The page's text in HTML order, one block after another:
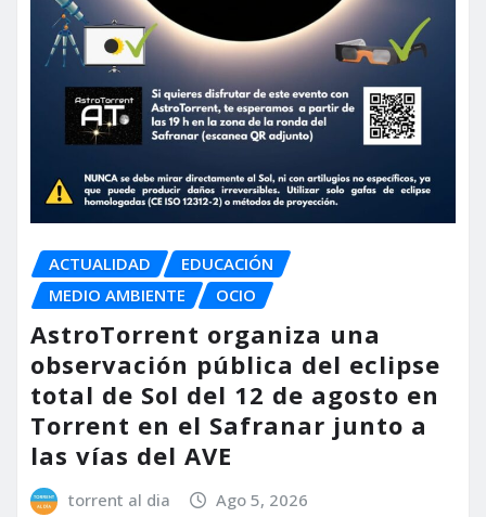
ACTUALIDAD
EDUCACIÓN
MEDIO AMBIENTE
OCIO
AstroTorrent organiza una
observación pública del eclipse
total de Sol del 12 de agosto en
Torrent en el Safranar junto a
las vías del AVE
torrent al dia Ago 5, 2026